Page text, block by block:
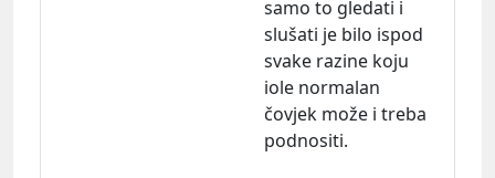
samo to gledati i
slušati je bilo ispod
svake razine koju
iole normalan
čovjek može i treba
podnositi.